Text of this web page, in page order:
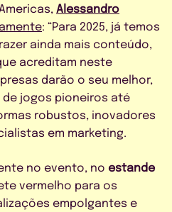
Alessandro
: “Para 2025, já temos
ainda mais conteúdo,
acreditam neste
darão o seu melhor,
jogos pioneiros até
robustos, inovadores
em marketing.
no evento, no estande
vermelho para os
empolgantes e